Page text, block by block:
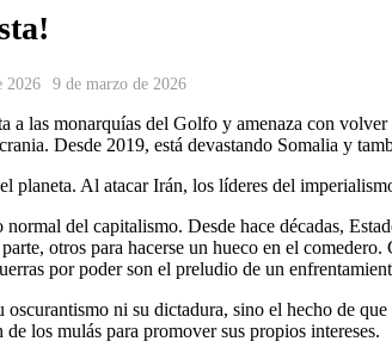
2026 9 de marzo de 2026
a las monarquías del Golfo y amenaza con
Desde 2019, está devastando Somalia y
planeta. Al atacar Irán, los líderes del
del capitalismo. Desde hace décadas,
otros para hacerse un hueco en el
por poder son el preludio de un
ni su dictadura, sino el hecho de
los mulás para promover sus propios intereses.